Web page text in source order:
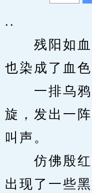
..
残阳如血
也染成了血色
一排乌鸦
旋，发出一
叫声。
仿佛殷红
出现了一些